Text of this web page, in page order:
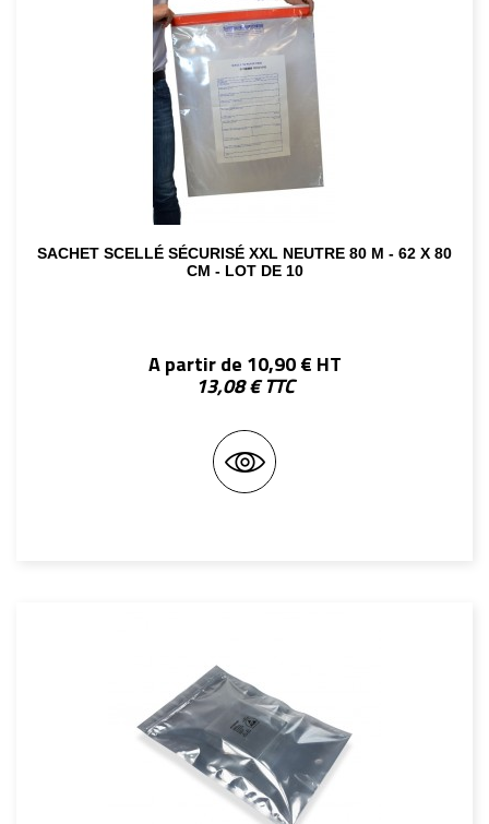
SACHET SCELLÉ SÉCURISÉ XXL NEUTRE 80 Μ - 62 X 80
CM - LOT DE 10
A partir de 10,90 € HT
13,08 € TTC